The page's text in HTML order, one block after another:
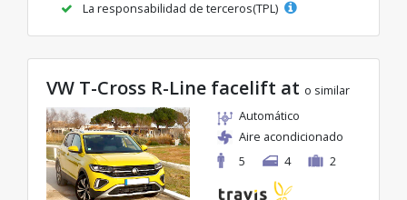
La responsabilidad de terceros(TPL)
VW T-Cross R-Line facelift at o similar
Automático
Aire acondicionado
5
4 2